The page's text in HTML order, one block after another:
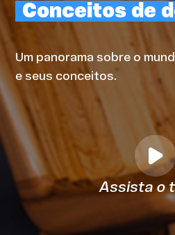
Conceitos de
Um panorama sobre o
e seus conceitos.
Assista o